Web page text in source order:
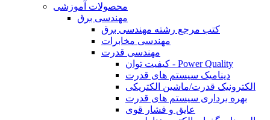
محصولات آموزشی
مهندسی برق
کتب مرجع رشته مهندسی برق
مهندسی مخابرات
مهندسی قدرت
کیفیت توان - Power Quality
دینامیک سیستم های قدرت
الکترونیک قدرت/ماشین الکتریکی
بهره برداری سیستم های قدرت
عایق و فشار قوی